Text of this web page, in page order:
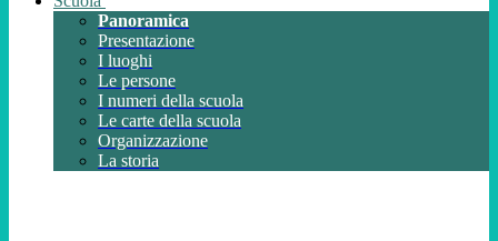
Panoramica
Presentazione
I luoghi
Le persone
I numeri della scuola
Le carte della scuola
Organizzazione
La storia